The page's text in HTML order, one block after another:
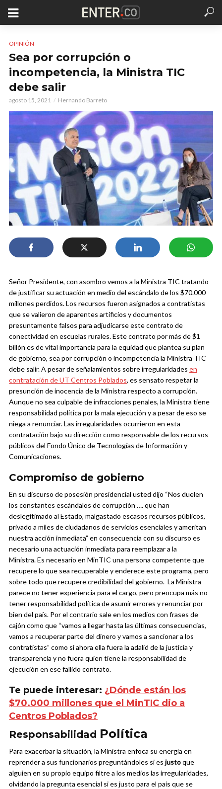
OPINIÓN
Sea por corrupción o
incompetencia, la Ministra TIC
debe salir
agosto 15, 2021 Hernando Barreto
Señor Presidente, con asombro vemos a la Ministra TIC tratando
de justificar su actuación en medio del escándalo de los $70.000
millones perdidos. Los recursos fueron asignados a contratistas
que se valieron de aparentes artificios y documentos
presuntamente falsos para adjudicarse este contrato de
conectividad en escuelas rurales. Este contrato por más de $1
billón es de vital importancia para la equidad que plantea su plan
de gobierno, sea por corrupción o incompetencia la Ministra TIC
debe salir.A pesar de señalamientos sobre irregularidades en
contratación de UT Centros Poblados, es sensato respetar la
presunción de inocencia de la Ministra respecto a corrupción.
Aunque no sea culpable de infracciones penales, la Ministra tiene
responsabilidad política por la mala ejecución y a pesar de eso se
niega a renunciar. Las irregularidades ocurrieron en esta
contratación bajo su dirección como responsable de los recursos
públicos del Fondo Único de Tecnologías de Información y
Comunicaciones.
Compromiso de gobierno
En su discurso de posesión presidencial usted dijo “Nos duelen
los constantes escándalos de corrupción …. que han
deslegitimado al Estado, malgastado escasos recursos públicos,
privado a miles de ciudadanos de servicios esenciales y ameritan
nuestra acción inmediata” en consecuencia con su discurso es
necesario una actuación inmediata para reemplazar a la
Ministra.Es necesario en MinTIC una persona competente que
recupere lo que sea recuperable y enderece este programa, pero
sobre todo que recupere credibilidad del gobierno. La Ministra
parece no tener experiencia para el cargo, pero preocupa más no
tener responsabilidad política de asumir errores y renunciar por
bien del país. Por el contrario sale en los medios con frases de
cajón como que “vamos a llegar hasta las últimas consecuencias,
vamos a recuperar parte del dinero y vamos a sancionar a los
contratistas” como si ahora ella fuera la adalid de la justicia y
transparencia y no fuera quien tiene la responsabilidad de
ejecución en ese fallido contrato.
Te puede interesar: ¿Dónde están los
$70.000 millones que el MinTIC dio a
Centros Poblados?
Responsabilidad Política
Para exacerbar la situación, la Ministra enfoca su energía en
reprender a sus funcionarios preguntándoles si es justoque
alguien en su propio equipo filtre a los medios las irregularidades,
olvidando la pregunta esencial si es justo para el país que se